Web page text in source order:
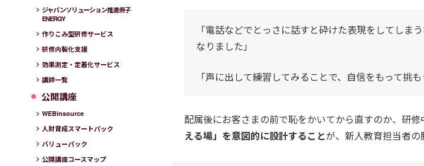
「電話などでとっさに話すと砕けた表現をしてしま
なりました」
「声に出して練習してみることで、自信をもって挑
配属後にお客さまの前で恥をかいてから直すのか、研修
える場」を意図的に設計することが、新人教育担当者の
ジャパンソリューション推進冊子
ENERGY
作りこみ型研修サービス
研修内製化支援
効果測定・定着化サービス
講師一覧
公開講座
WEBinsource
人財育成スマートパック
バリューパック
公開講座コースマップ